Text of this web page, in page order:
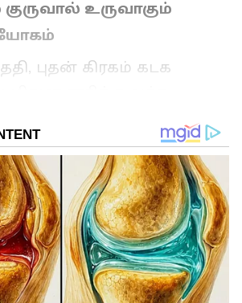
உருவாகும்
புதன் கிரகம் கடக
குருவுக்கும்
யோகம் உருவாகிறது.
2-ம் வீட்டில் குருவும்,
ம் வீட்டில் புதனும் இருப்பார்கள்.
சில ராசிக்காரர்களின்
நிதி வாழ்வில் நல்ல
ஏற்படலாம்.